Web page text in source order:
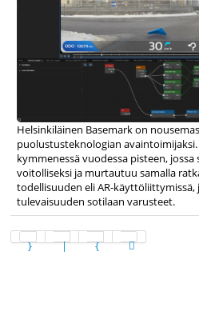
Helsinkiläinen Basemark on
puolustusteknologian
kymmenessä vuodessa pisteen,
voitolliseksi ja murtautuu samalla
todellisuuden eli AR-
tulevaisuuden sotilaan varusteet.